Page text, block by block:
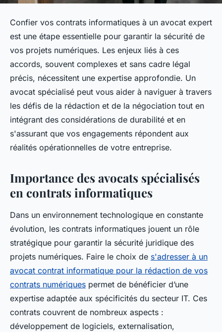
Confier vos contrats informatiques à un avocat expert
est une étape essentielle pour garantir la sécurité de
vos projets numériques. Les enjeux liés à ces
accords, souvent complexes et sans cadre légal
précis, nécessitent une expertise approfondie. Un
avocat spécialisé peut vous aider à naviguer à travers
les défis de la rédaction et de la négociation tout en
intégrant des considérations de durabilité et en
s'assurant que vos engagements répondent aux
réalités opérationnelles de votre entreprise.
Importance des avocats spécialisés
en contrats informatiques
Dans un environnement technologique en constante
évolution, les contrats informatiques jouent un rôle
stratégique pour garantir la sécurité juridique des
projets numériques. Faire le choix de s'adresser à un
avocat contrat informatique pour la rédaction de vos
contrats numériques permet de bénéficier d’une
expertise adaptée aux spécificités du secteur IT. Ces
contrats couvrent de nombreux aspects :
développement de logiciels, externalisation,